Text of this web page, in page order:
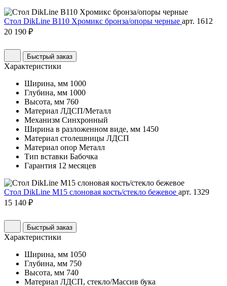
Стол DikLine B110 Хромикс бронза/опоры черные арт. 1612
20 190 ₽
Быстрый заказ
Характеристики
Ширина, мм 1000
Глубина, мм 1000
Высота, мм 760
Материал ЛДСП/Металл
Механизм Синхронный
Ширина в разложенном виде, мм 1450
Материал столешницы ЛДСП
Материал опор Металл
Тип вставки Бабочка
Гарантия 12 месяцев
Стол DikLine М15 слоновая кость/стекло бежевое арт. 1329
15 140 ₽
Быстрый заказ
Характеристики
Ширина, мм 1050
Глубина, мм 750
Высота, мм 740
Материал ЛДСП, стекло/Массив бука